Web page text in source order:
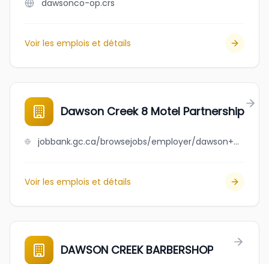
dawsonco-op.crs
Voir les emplois et détails
Dawson Creek 8 Motel Partnership
jobbank.gc.ca/browsejobs/employer/dawson+creek+8+motel+partnership/ca
Voir les emplois et détails
DAWSON CREEK BARBERSHOP